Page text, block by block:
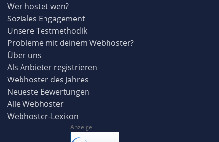
Wer hostet wen?
Soziales Engagement
Unsere Testmethodik
Probleme mit deinem Webhoster?
Über uns
Als Anbieter registrieren
Webhoster des Jahres
Neueste Bewertungen
Alle Webhoster
Webhoster-Lexikon
Anzeige